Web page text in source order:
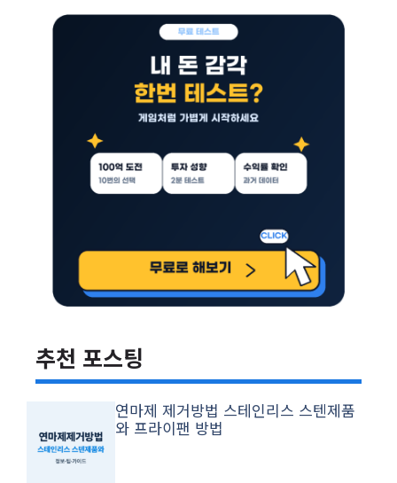
추천 포스팅
연마제 제거방법 스테인리스 스텐제품
와 프라이팬 방법